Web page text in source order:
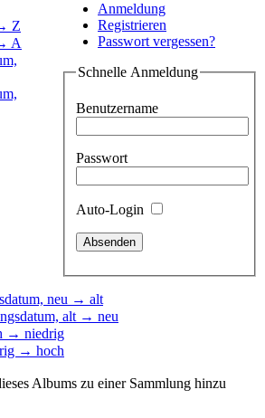
Anmeldung
Registrieren
Passwort vergessen?
Schnelle Anmeldung
Benutzername
Passwort
Auto-Login
Z
A
neu → alt
alt → neu
→ niedrig
→ hoch
Albums zu einer Sammlung hinzu